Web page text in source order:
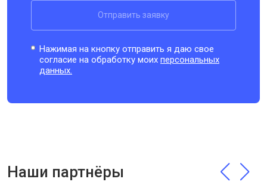
Отправить заявку
Нажимая на кнопку отправить я даю свое
согласие на обработку моихперсональных
данных.
Наши партнёры